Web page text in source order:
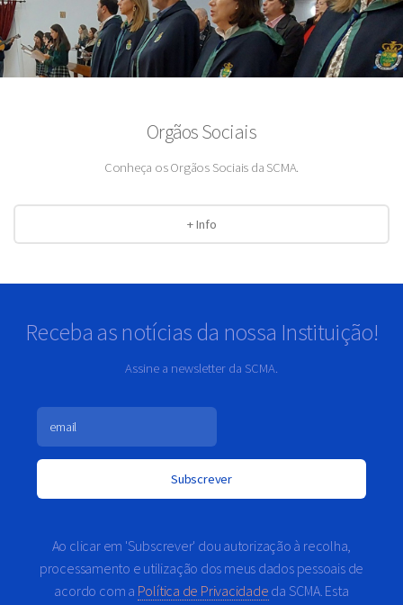
Orgãos Sociais
Conheça os Orgãos Sociais da SCMA.
+ Info
Receba as notícias da nossa Instituição!
Assine a newsletter da SCMA.
Ao clicar em 'Subscrever' dou autorização à recolha,
processamento e utilização dos meus dados pessoais de
acordo com a Política de Privacidade da SCMA. Esta